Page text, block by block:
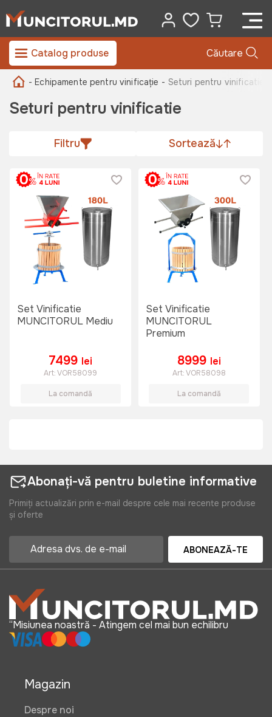
Catalog produse Căutare
- Echipamente pentru vinificație - Seturi pentru vinificatie
Seturi pentru vinificatie
Filtru Sortează
Set Vinificatie
MUNCITORUL Mediu
7499 lei
Art:VOR58099
La comandă
Set Vinificatie
MUNCITORUL
Premium
8999 lei
Art:VOR58098
La comandă
Abonați-vă pentru buletine informative
Primiți actualizări prin e-mail despre cele mai recente produse
și oferte
ABONEAZĂ-TE
“Misiunea noastră - Atingem cel mai bun echilibru
Magazin
Despre noi